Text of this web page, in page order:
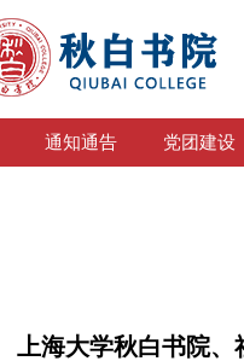
通知通告 党团建设
上海大学秋白书院、